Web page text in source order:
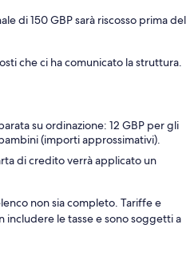
di 150 GBP sarà riscosso prima del
che ci ha comunicato la struttura.
su ordinazione: 12 GBP per gli
(importi approssimativi).
di credito verrà applicato un
non sia completo. Tariffe e
le tasse e sono soggetti a